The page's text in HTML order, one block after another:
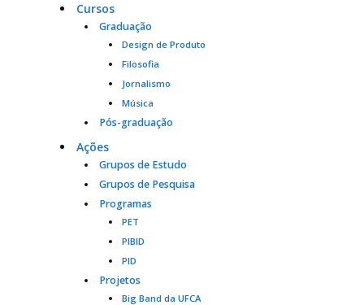
Cursos
Graduação
Design de Produto
Filosofia
Jornalismo
Música
Pós-graduação
Ações
Grupos de Estudo
Grupos de Pesquisa
Programas
PET
PIBID
PID
Projetos
Big Band da UFCA